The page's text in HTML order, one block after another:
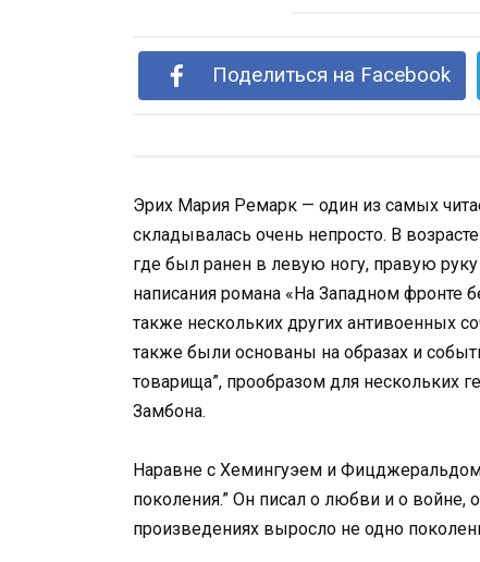
Поделиться на Facebook
Эрих Мария Ремарк — один из самых
складывалась очень непросто. В
где был ранен в левую ногу, правую
написания романа «На Западном фронте
также нескольких других антивоенных
также были основаны на образах и
товарища”, прообразом для нескольких
Замбона.
Наравне с Хемингуэем и Фицджеральдом
поколения.” Он писал о любви и о войне,
произведениях выросло не одно